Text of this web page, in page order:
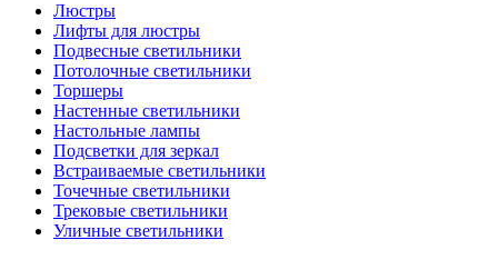
Люстры
Лифты для люстры
Подвесные светильники
Потолочные светильники
Торшеры
Настенные светильники
Настольные лампы
Подсветки для зеркал
Встраиваемые светильники
Точечные светильники
Трековые светильники
Уличные светильники